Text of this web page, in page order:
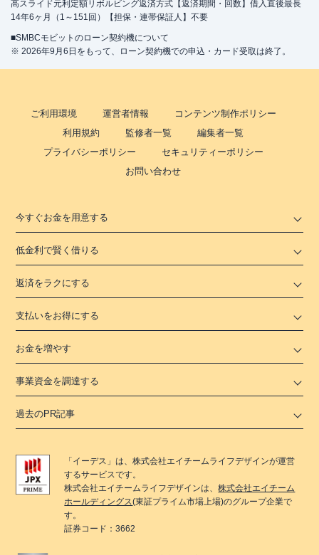
高スライド元利定額リボルビング返済方式【返済期間・回数】借入直後最長
14年6ヶ月（1～151回）【担保・連帯保証人】不要
■SMBCモビットのローン契約機について
※ 2026年9月6日をもって、ローン契約機での申込・カード受取は終了。
ご利用環境 運営者情報
コンテンツ制作ポリシー
利用規約
監修者一覧
編集者一覧
プライバシーポリシー
セキュリティーポリシー
お問い合わせ
今すぐお金を用意する
低金利で賢く借りる
返済をラクにする
支払いをお得にする
お金を増やす
事業資金を調達する
過去のPR記事
「 イーデス 」は、株式会社エイチームライフデザインが運営
するサービスです。
株式会社エイチームライフデザインは、株式会社エイチーム
ホールディングス(東証プライム市場上場)のグループ企業で
す。
証券コード：3662